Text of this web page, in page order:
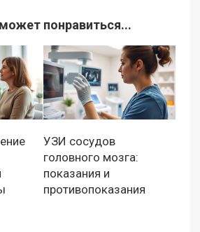
понравиться...
УЗИ сосудов
головного мозга:
показания и
противопоказания